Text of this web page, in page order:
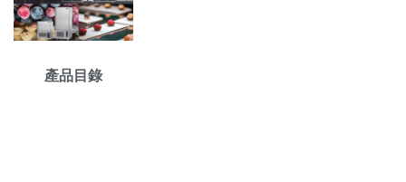
產品目錄